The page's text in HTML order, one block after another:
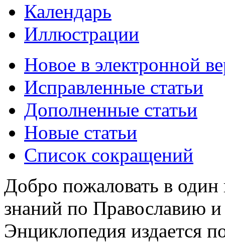
Календарь
Иллюстрации
Новое в электронной
Исправленные статьи
Дополненные статьи
Новые статьи
Список сокращений
Добро пожаловать в
знаний по Православию
Энциклопедия издается